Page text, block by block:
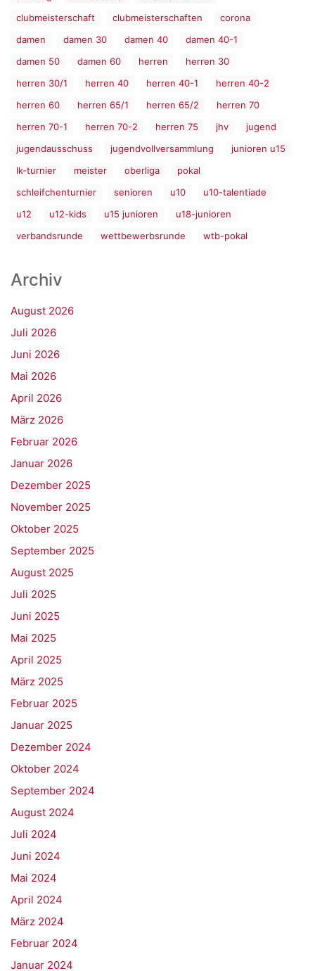
clubmeisterschaft
clubmeisterschaften
corona
damen
damen 30 damen 40
damen 40-1
damen 50
damen 60 herren
herren 30
herren 30/1
herren 40 herren 40-1
herren 40-2
herren 60
herren 65/1 herren 65/2
herren 70
herren 70-1
herren 70-2 herren 75 jhv
jugend
jugendausschuss
jugendvollversammlung
junioren u15
lk-turnier
meister oberliga
pokal
schleifchenturnier
senioren u10
u10-talentiade
u12
u12-kids u15 junioren
u18-junioren
verbandsrunde
wettbewerbsrunde wtb-pokal
Archiv
August 2026
Juli 2026
Juni 2026
Mai 2026
April 2026
März 2026
Februar 2026
Januar 2026
Dezember 2025
November 2025
Oktober 2025
September 2025
August 2025
Juli 2025
Juni 2025
Mai 2025
April 2025
März 2025
Februar 2025
Januar 2025
Dezember 2024
Oktober 2024
September 2024
August 2024
Juli 2024
Juni 2024
Mai 2024
April 2024
März 2024
Februar 2024
Januar 2024